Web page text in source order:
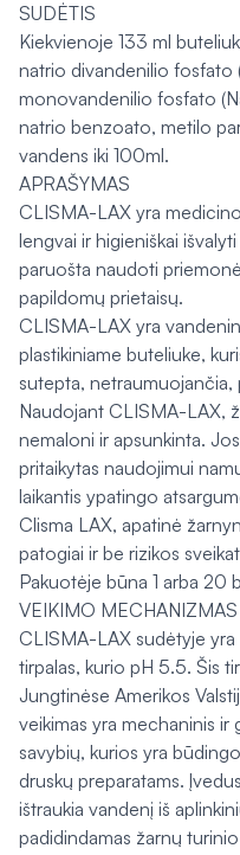
SUDĖTIS
Kiekvienoje 133 ml
natrio divandenilio fosfato
monovandenilio fosfato
natrio benzoato, metilo
vandens iki 100ml.
APRAŠYMAS
CLISMA-LAX yra
lengvai ir higieniškai
paruošta naudoti
papildomų prietaisų.
CLISMA-LAX yra
plastikiniame buteliuke,
sutepta, netraumuojančia,
Naudojant CLISMA-LAX,
nemaloni ir apsunkinta.
pritaikytas naudojimui
laikantis ypatingo
Clisma LAX, apatinė
patogiai ir be rizikos
Pakuotėje būna 1 arba 20
VEIKIMO MECHANIZMAS
CLISMA-LAX sudėtyje
tirpalas, kurio pH 5.5. Šis
Jungtinėse Amerikos
veikimas yra mechaninis ir
savybių, kurios yra
druskų preparatams.
ištraukia vandenį iš
padidindamas žarnų